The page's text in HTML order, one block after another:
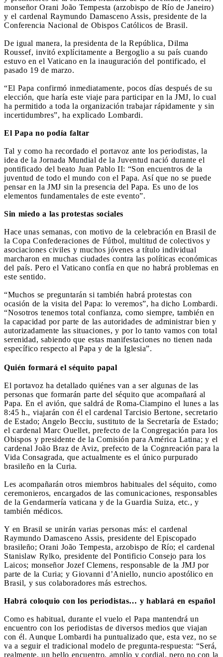
monseñor Orani João Tempesta (arzobispo de Río de Janeiro)
y el cardenal Raymundo Damasceno Assis, presidente de la
Conferencia Nacional de Obispos Católicos de Brasil.
De igual manera, la presidenta de la República, Dilma
Roussef, invitó explícitamente a Bergoglio a su país cuando
estuvo en el Vaticano en la inauguración del pontificado, el
pasado 19 de marzo.
“El Papa confirmó inmediatamente, pocos días después de su
elección, que haría este viaje para participar en la JMJ, lo cual
ha permitido a toda la organización trabajar rápidamente y sin
incertidumbres”, ha explicado Lombardi.
El Papa no podía faltar
Tal y como ha recordado el portavoz ante los periodistas, la
idea de la Jornada Mundial de la Juventud nació durante el
pontificado del beato Juan Pablo II: “Son encuentros de la
juventud de todo el mundo con el Papa. Así que no se puede
pensar en la JMJ sin la presencia del Papa. Es uno de los
elementos fundamentales de este evento”.
Sin miedo a las protestas sociales
Hace unas semanas, con motivo de la celebración en Brasil de
la Copa Confederaciones de Fútbol, multitud de colectivos y
asociaciones civiles y muchos jóvenes a título individual
marcharon en muchas ciudades contra las políticas económicas
del país. Pero el Vaticano confía en que no habrá problemas en
este sentido.
“Muchos se preguntarán si también habrá protestas con
ocasión de la visita del Papa: lo veremos”, ha dicho Lombardi.
“Nosotros tenemos total confianza, como siempre, también en
la capacidad por parte de las autoridades de administrar bien y
autorizadamente las situaciones, y por lo tanto vamos con total
serenidad, sabiendo que estas manifestaciones no tienen nada
específico respecto al Papa y de la Iglesia”.
Quién formará el séquito papal
El portavoz ha detallado quiénes van a ser algunas de las
personas que formarán parte del séquito que acompañará al
Papa. En el avión, que saldrá de Roma-Ciampino el lunes a las
8:45 h., viajarán con él el cardenal Tarcisio Bertone, secretario
de Estado; Angelo Becciu, sustituto de la Secretaría de Estado;
el cardenal Marc Ouellet, prefecto de la Congregación para los
Obispos y presidente de la Comisión para América Latina; y el
cardenal João Braz de Aviz, prefecto de la Cognreación para la
Vida Consagrada, que actualmente es el único purpurado
brasileño en la Curia.
Les acompañarán otros miembros habituales del séquito, como
ceremonieros, encargados de las comunicaciones, responsables
de la Gendarmería vaticana y de la Guardia Suiza, etc., y
también médicos.
Y en Brasil se unirán varias personas más: el cardenal
Raymundo Damasceno Assis, presidente del Episcopado
brasileño; Orani João Tempesta, arzobispo de Río; el cardenal
Stanislaw Rylko, presidente del Pontificio Consejo para los
Laicos; monseñor Jozef Clemens, responsable de la JMJ por
parte de la Curia; y Giovanni d’Aniello, nuncio apostólico en
Brasil, y sus colaboradores más estrechos.
Habrá coloquio con los periodistas… y hablará en español
Como es habitual, durante el vuelo el Papa mantendrá un
encuentro con los periodistas de diversos medios que viajan
con él. Aunque Lombardi ha puntualizado que, esta vez, no se
va a seguir el tradicional modelo de pregunta-respuesta: “Será,
realmente, un bello encuentro, amplio y cordial, pero no con la